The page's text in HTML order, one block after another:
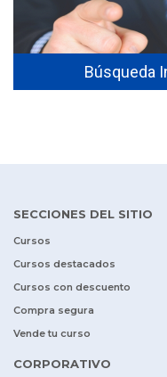
Búsqueda
SECCIONES DEL SITIO
Cursos
Cursos destacados
Cursos con descuento
Compra segura
Vende tu curso
CORPORATIVO